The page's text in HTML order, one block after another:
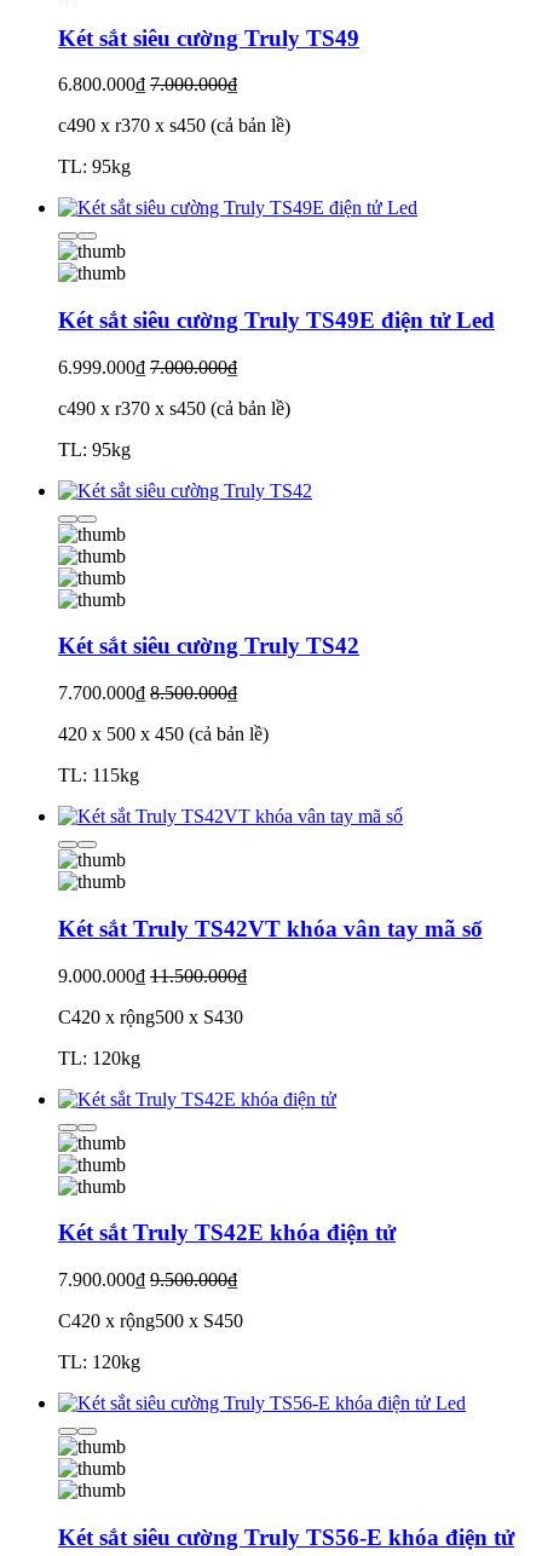
Két sắt siêu cường Truly TS49
6.800.000₫ 7.000.000₫
c490 x r370 x s450 (cả bản lề)
TL: 95kg
Két sắt siêu cường Truly TS49E điện tử Led
6.999.000₫ 7.000.000₫
c490 x r370 x s450 (cả bản lề)
TL: 95kg
Két sắt siêu cường Truly TS42
7.700.000₫ 8.500.000₫
420 x 500 x 450 (cả bản lề)
TL: 115kg
Két sắt Truly TS42VT khóa vân tay mã số
9.000.000₫ 11.500.000₫
C420 x rộng500 x S430
TL: 120kg
Két sắt Truly TS42E khóa điện tử
7.900.000₫ 9.500.000₫
C420 x rộng500 x S450
TL: 120kg
Két sắt siêu cường Truly TS56-E khóa điện tử